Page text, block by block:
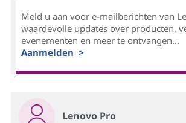
Meld u aan voor e-mailberichten van
waardevolle updates over producten,
evenementen en meer te ontvangen...
Aanmelden >
Lenovo Pro